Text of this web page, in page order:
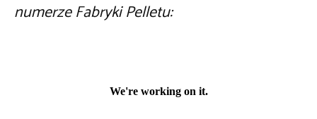
numerze Fabryki Pelletu: